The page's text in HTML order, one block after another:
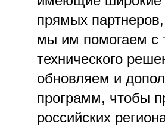
прямых
мы им помогаем с
технического
обновляем и
программ, чтобы
российских